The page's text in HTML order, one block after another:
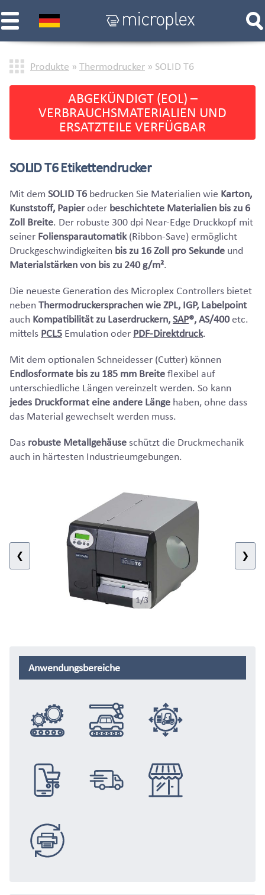
Produkte » Thermodrucker » SOLID T6
ABGEKÜNDIGT (EOL) –
VERBRAUCHSMATERIALIEN UND
ERSATZTEILE VERFÜGBAR
SOLID T6 Etikettendrucker
Mit dem SOLID T6 bedrucken Sie Materialien wie Karton,
Kunststoff, Papieroder beschichtete Materialien bis zu 6
Zoll Breite. Der robuste 300 dpi Near-Edge Druckkopf mit
seiner Foliensparautomatik(Ribbon-Save) ermöglicht
Druckgeschwindigkeiten bis zu 16 Zoll pro Sekunde und
Materialstärken von bis zu 240 g/m².
Die neueste Generation des Microplex Controllers bietet
nebenThermodruckersprachen wie ZPL, IGP, Labelpoint
auch Kompatibilität zu Laserdruckern,SAP®, AS/400etc.
mittels PCL5 Emulation oder PDF-Direktdruck.
Mit dem optionalen Schneidesser (Cutter) können
Endlosformate bis zu 185 mm Breiteflexibel auf
unterschiedliche Längen vereinzelt werden. So kann
jedes Druckformat eine andere Länge haben, ohne dass
das Material gewechselt werden muss.
Das robuste Metallgehäuseschützt die Druckmechanik
auch in härtesten Industrieumgebungen.
❮ ❯
1/3
Anwendungsbereiche
Anlagenbau Automotive Logistik
E-Commerce